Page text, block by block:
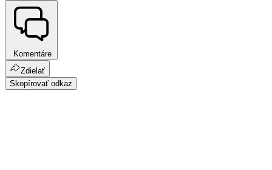
Komentáre
Zdielať
Skopírovať odkaz